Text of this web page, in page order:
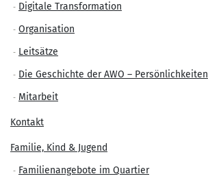
Digitale Transformation
Organisation
Leitsätze
Die Geschichte der AWO – Persönlichkeiten
Mitarbeit
Kontakt
Familie, Kind & Jugend
Familienangebote im Quartier